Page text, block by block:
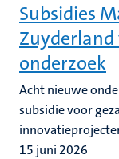
Subsidies
onderzoek
Acht nieuwe
subsidie voor
15 juni 2026